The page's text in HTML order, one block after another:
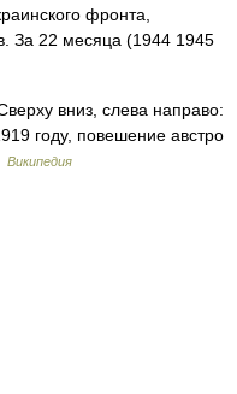
фронта,
За 22 месяца (1944 1945
вниз, слева направо:
году, повешение австро
Википедия